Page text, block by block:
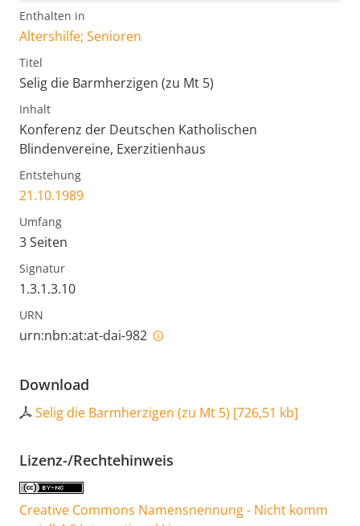
Enthalten in
Altershilfe; Senioren
Titel
Selig die Barmherzigen (zu Mt 5)
Inhalt
Konferenz der Deutschen Katholischen
Blindenvereine, Exerzitienhaus
Entstehung
21.10.1989
Umfang
3 Seiten
Signatur
1.3.1.3.10
URN
urn:nbn:at:at-dai-982
Download
Selig die Barmherzigen (zu Mt 5) [726,51 kb]
Lizenz-/Rechtehinweis
Creative Commons Namensnennung - Nicht komm